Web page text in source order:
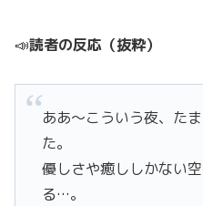
📣読者の反応（抜粋）
ああ〜こういう夜、た
た。
優しさや癒ししかない
る…。